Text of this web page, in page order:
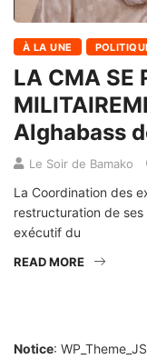
À LA UNE
LA CMA SE
Alghabass
Le Soir de Bamako
La Coordination des
restructuration de
exécutif du
READ MORE
Notice: